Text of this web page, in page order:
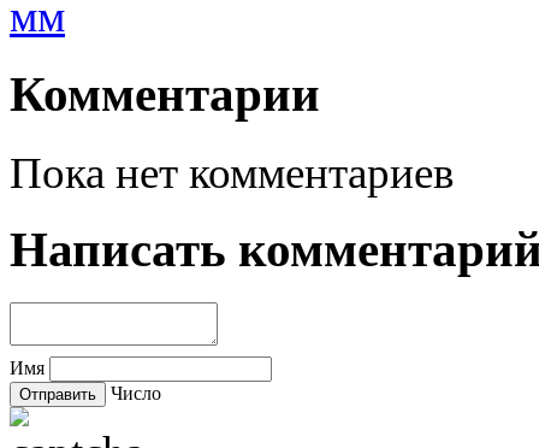
мм
Комментарии
Пока нет комментариев
Написать
Имя
Число